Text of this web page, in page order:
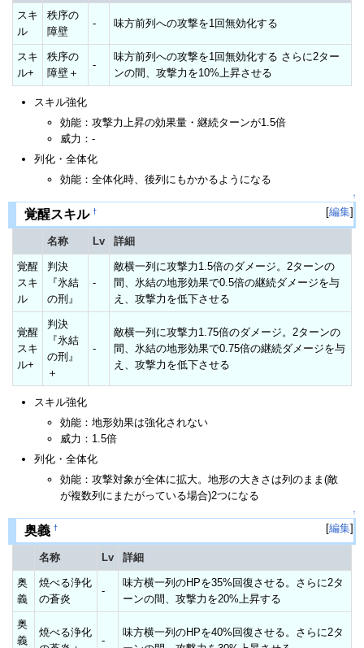
スキ
ル
秩序の
障壁
- 味方前列への攻撃を1回無効化する
スキ
ル+
秩序の
障壁＋
-
味方前列への攻撃を1回無効化する さらに2ター
ンの間、攻撃力を10%上昇させる
スキル強化
効能：攻撃力上昇の効果量・継続ターンが1.5倍
威力：-
列化・全体化
効能：全体化時、後列にもかかるようになる
↑
覚醒スキル † [編集]
名称 Lv 詳細
覚醒
スキ
ル
判決
『氷結
の刑』
-
敵横一列に攻撃力1.5倍のダメージ。2ターンの
間、氷結の地形効果で0.5倍の継続ダメージを与
え、攻撃力を低下させる
覚醒
スキ
ル+
判決
『氷結
の刑』
＋
-
敵横一列に攻撃力1.75倍のダメージ。2ターンの
間、氷結の地形効果で0.75倍の継続ダメージを与
え、攻撃力を低下させる
スキル強化
効能：地形効果は強化されない
威力：1.5倍
列化・全体化
効能：攻撃対象が全体に拡大。地形の大きさは列のまま(敵
が複数列にまたがっている場合)2つになる
↑
奥義 † [編集]
名称 Lv 詳細
奥
義
焼べる浄化
の蒼炎
-
味方横一列のHPを35%回復させる。さらに2タ
ーンの間、攻撃力を20%上昇する
奥
義
焼べる浄化
-
味方横一列のHPを40%回復させる。さらに2タ